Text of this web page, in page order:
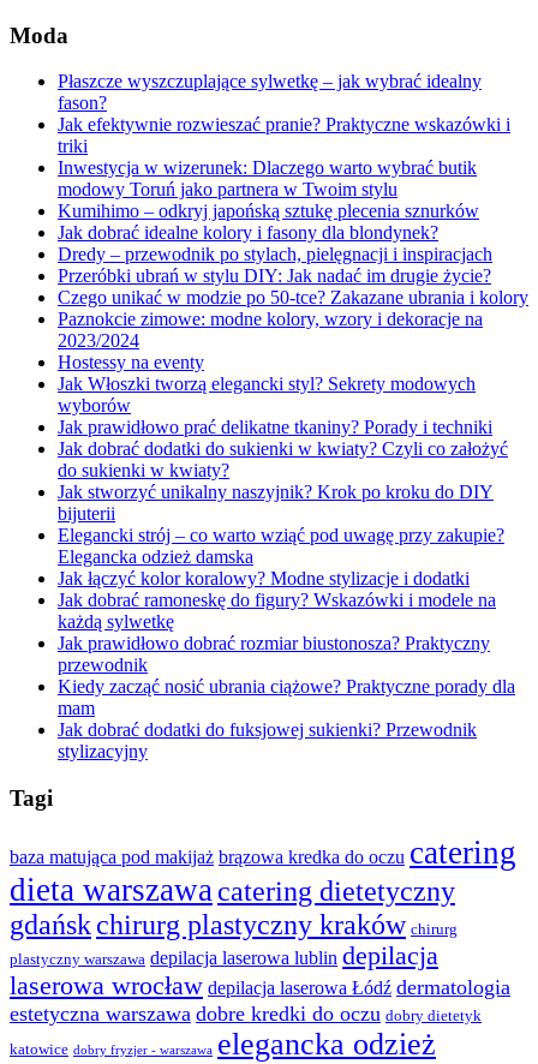
Moda
Płaszcze wyszczuplające sylwetkę – jak wybrać idealny
fason?
Jak efektywnie rozwieszać pranie? Praktyczne wskazówki i
triki
Inwestycja w wizerunek: Dlaczego warto wybrać butik
modowy Toruń jako partnera w Twoim stylu
Kumihimo – odkryj japońską sztukę plecenia sznurków
Jak dobrać idealne kolory i fasony dla blondynek?
Dredy – przewodnik po stylach, pielęgnacji i inspiracjach
Przeróbki ubrań w stylu DIY: Jak nadać im drugie życie?
Czego unikać w modzie po 50-tce? Zakazane ubrania i kolory
Paznokcie zimowe: modne kolory, wzory i dekoracje na
2023/2024
Hostessy na eventy
Jak Włoszki tworzą elegancki styl? Sekrety modowych
wyborów
Jak prawidłowo prać delikatne tkaniny? Porady i techniki
Jak dobrać dodatki do sukienki w kwiaty? Czyli co założyć
do sukienki w kwiaty?
Jak stworzyć unikalny naszyjnik? Krok po kroku do DIY
bijuterii
Elegancki strój – co warto wziąć pod uwagę przy zakupie?
Elegancka odzież damska
Jak łączyć kolor koralowy? Modne stylizacje i dodatki
Jak dobrać ramoneskę do figury? Wskazówki i modele na
każdą sylwetkę
Jak prawidłowo dobrać rozmiar biustonosza? Praktyczny
przewodnik
Kiedy zacząć nosić ubrania ciążowe? Praktyczne porady dla
mam
Jak dobrać dodatki do fuksjowej sukienki? Przewodnik
stylizacyjny
Tagi
baza matująca pod makijaż brązowa kredka do oczu catering
dieta warszawa catering dietetyczny
gdańskchirurg plastyczny kraków chirurg
plastyczny warszawa depilacja laserowa lublin depilacja
laserowa wrocław depilacja laserowa Łódź dermatologia
estetyczna warszawa dobre kredki do oczu dobry dietetyk
katowice dobry fryzjer - warszawa elegancka odzież